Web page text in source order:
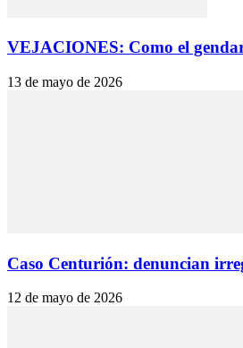
VEJACIONES: Como el
13 de mayo de 2026
Caso Centurión: denuncian
12 de mayo de 2026